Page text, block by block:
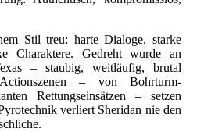
Stil treu: harte Dialoge, starke
Charaktere. Gedreht wurde an
– staubig, weitläufig, brutal
– von Bohrturm-
Rettungseinsätzen – setzen
verliert Sheridan nie den